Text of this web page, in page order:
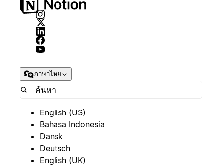
ภาษาไทย
English (US)
Bahasa Indonesia
Dansk
Deutsch
English (UK)